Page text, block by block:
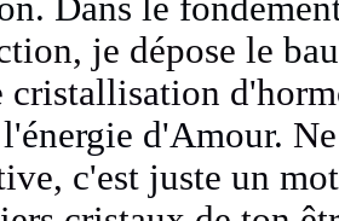
Dans le
je dépose le
cristallisation
d'Amour.
c'est juste un